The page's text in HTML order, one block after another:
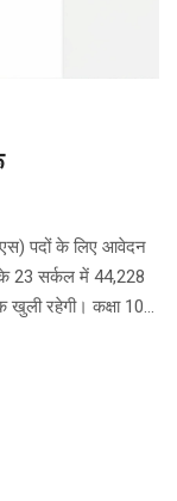
पदों के लिए आवेदन
23 सर्कल में 44,228
रहेगी। कक्षा 10वीं